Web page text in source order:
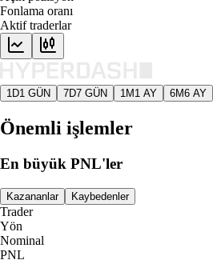
Fonlama oranı
Aktif traderlar
1D1 GÜN 7D7 GÜN 1M 1 AY 6M6 AY
Önemli işlemler
En büyük PNL'ler
Kazananlar Kaybedenler
Trader
Yön
Nominal
PNL